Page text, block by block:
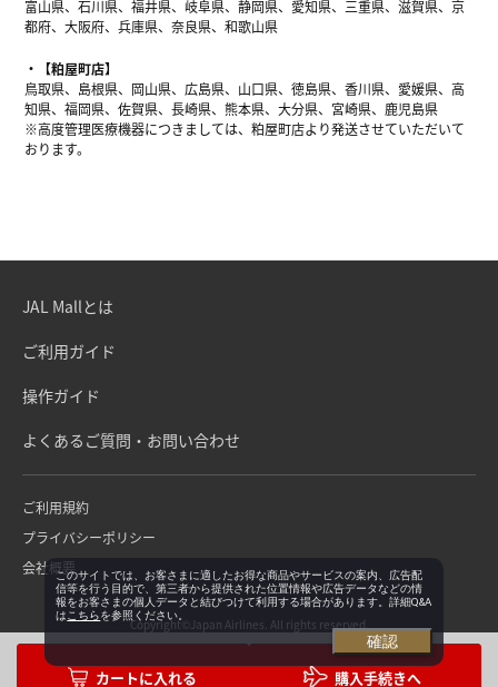
購入手続きへ
富山県、石川県、福井県、岐阜県、静岡県、愛知県、三重県、滋賀県、京
都府、大阪府、兵庫県、奈良県、和歌山県
【粕屋町店】
鳥取県、島根県、岡山県、広島県、山口県、徳島県、香川県、愛媛県、高
知県、福岡県、佐賀県、長崎県、熊本県、大分県、宮崎県、鹿児島県
※高度管理医療機器につきましては、粕屋町店より発送させていただいて
おります。
JAL Mallとは
ご利用ガイド
操作ガイド
よくあるご質問・お問い合わせ
ご利用規約
プライバシーポリシー
会社概要
Copyright©Japan Airlines. All rights reserved.
このサイトでは、お客さまに適したお得な商品やサービスの案内、広告配
信等を行う目的で、第三者から提供された位置情報や広告データなどの情
報をお客さまの個人データと結びつけて利用する場合があります。詳細Q&A
は こちらを参照ください。
確認